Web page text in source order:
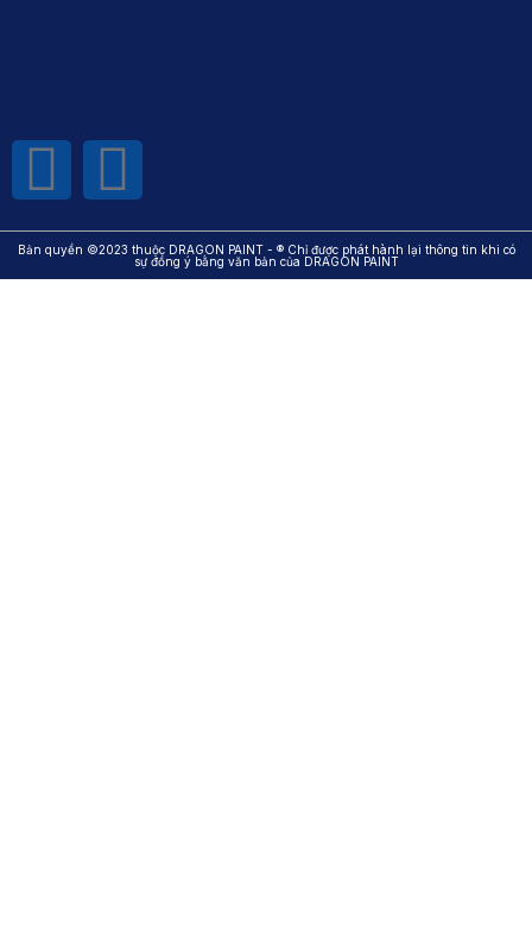
Bản quyền ©2023 thuộc DRAGON PAINT - ® Chỉ được phát hành lại thông tin khi có
sự đồng ý bằng văn bản của DRAGON PAINT